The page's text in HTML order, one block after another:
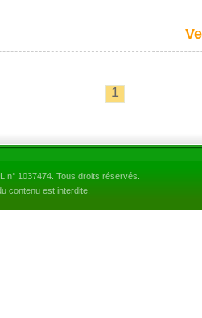
1
n° 1037474. Tous droits réservés.
contenu est interdite.